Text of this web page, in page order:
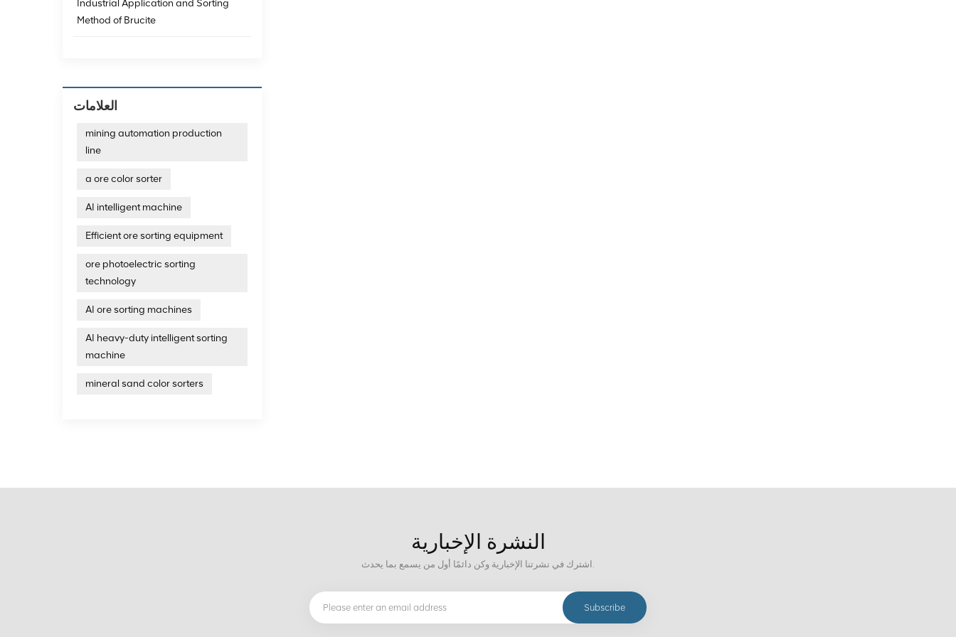
Industrial Application and Sorting
Method of Brucite
العلامات
mining automation production
line
a ore color sorter
AI intelligent machine
Efficient ore sorting equipment
ore photoelectric sorting
technology
AI ore sorting machines
AI heavy-duty intelligent sorting
machine
mineral sand color sorters
النشرة الإخبارية
اشترك في نشرتنا الإخبارية وكن دائمًا أول من يسمع بما يحدث.